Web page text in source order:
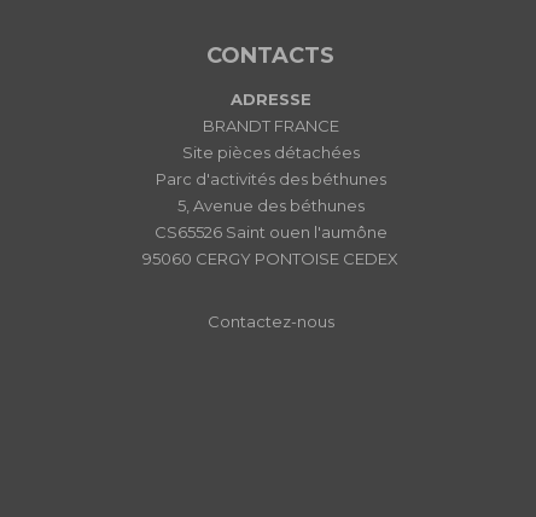
CONTACTS
ADRESSE
BRANDT FRANCE
Site pièces détachées
Parc d'activités des béthunes
5, Avenue des béthunes
CS65526 Saint ouen l'aumône
95060 CERGY PONTOISE CEDEX
Contactez-nous